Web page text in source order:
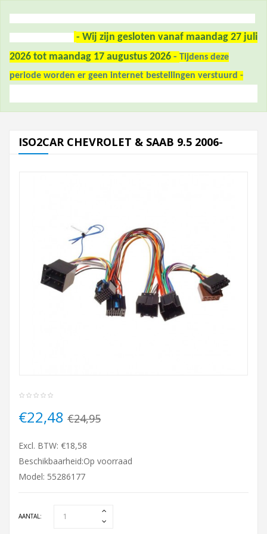
- Wij zijn gesloten vanaf maandag 27 juli
2026 tot maandag 17 augustus 2026 - Tijdens deze
periode worden er geen internet bestellingen verstuurd -
ISO2CAR CHEVROLET & SAAB 9.5 2006-
€22,48 €24,95
Excl. BTW: €18,58
Beschikbaarheid:Op voorraad
Model: 55286177
AANTAL: